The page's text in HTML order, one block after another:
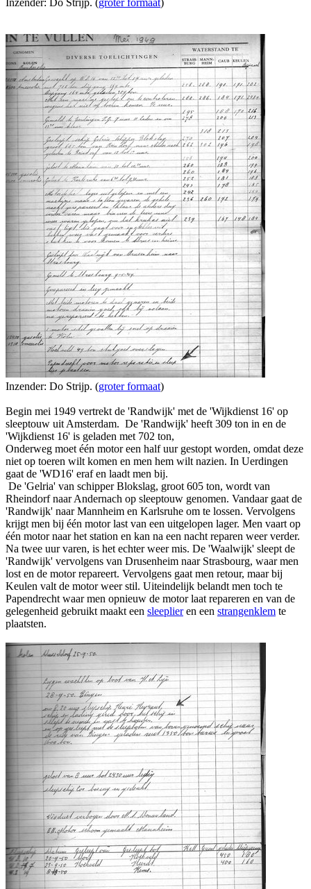
Inzender: Do Strijp. (groter formaat)
Inzender: Do Strijp. (groter formaat)
Begin mei 1949 vertrekt de 'Randwijk' met de 'Wijkdienst 16' op
sleeptouw uit Amsterdam. De 'Randwijk' heeft 309 ton in en de
'Wijkdienst 16' is geladen met 702 ton,
Onderweg moet één motor een half uur gestopt worden, omdat deze
niet op toeren wilt komen en men hem wilt nazien. In Uerdingen
gaat de 'WD16' eraf en laadt men bij.
De 'Gelria' van schipper Blokslag, groot 605 ton, wordt van
Rheindorf naar Andernach op sleeptouw genomen. Vandaar gaat de
'Randwijk' naar Mannheim en Karlsruhe om te lossen. Vervolgens
krijgt men bij één motor last van een uitgelopen lager. Men vaart op
één motor naar het station en kan na een nacht reparen weer verder.
Na twee uur varen, is het echter weer mis. De 'Waalwijk' sleept de
'Randwijk' vervolgens van Drusenheim naar Strasbourg, waar men
lost en de motor repareert. Vervolgens gaat men retour, maar bij
Keulen valt de motor weer stil. Uiteindelijk belandt men toch te
Papendrecht waar men opnieuw de motor laat repareren en van de
gelegenheid gebruikt maakt een sleeplieren een strangenklem te
plaatsten.